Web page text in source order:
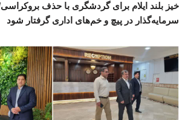
خیز بلند ایلام برای گردشگری با حذف
سرمایه‌گذار در پیچ و خم‌های اداری گرفتار شود